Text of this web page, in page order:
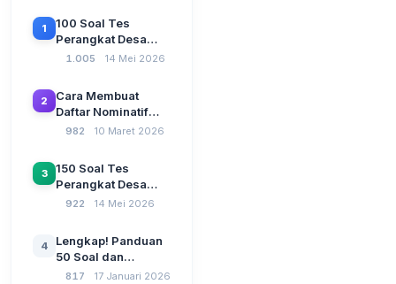
1
100 Soal Tes
Perangkat Desa
Terbaru 2026
CAT Berbasis UU
Desa No. 3 Tahun
2024
1.005 14 Mei 2026
2
Cara Membuat
Daftar Nominatif
Siltap di Aplikasi
SPP Pencairan
Dana Desa
982 10 Maret 2026
3
150 Soal Tes
Perangkat Desa
2026: Administrasi
Kebangsaan, dan
Komputer Beserta
Jawaban Paling
922 14 Mei 2026
4
Lengkap! Panduan
50 Soal dan
Jawaban Tes
817 17 Januari 2026